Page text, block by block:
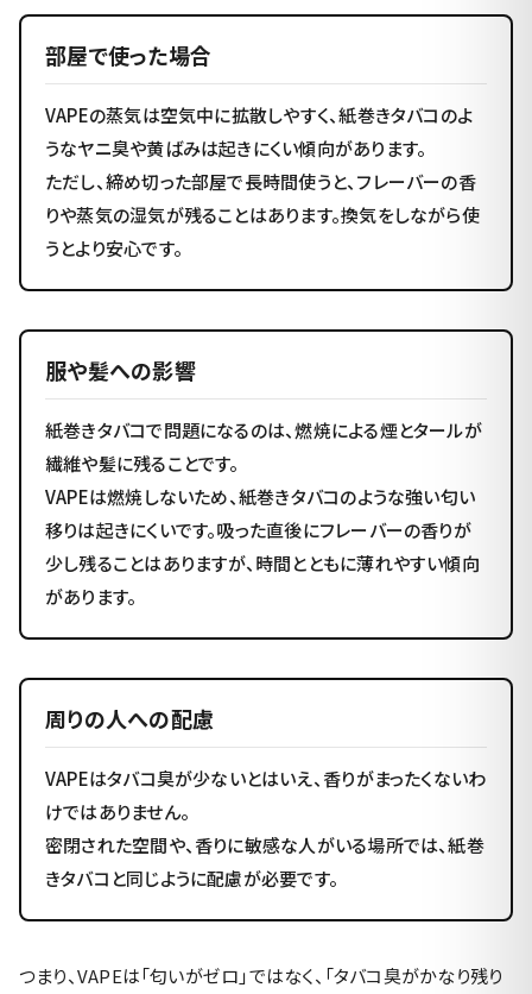
部屋で使った場合
VAPEの蒸気は空気中に拡散しやすく、紙巻きタバコのよ
うなヤニ臭や黄ばみは起きにくい傾向があります。
ただし、締め切った部屋で長時間使うと、フレーバーの香
りや蒸気の湿気が残ることはあります。換気をしながら使
うとより安心です。
服や髪への影響
紙巻きタバコで問題になるのは、燃焼による煙とタールが
繊維や髪に残ることです。
VAPEは燃焼しないため、紙巻きタバコのような強い匂い
移りは起きにくいです。吸った直後にフレーバーの香りが
少し残ることはありますが、時間とともに薄れやすい傾向
があります。
周りの人への配慮
VAPEはタバコ臭が少ないとはいえ、香りがまったくないわ
けではありません。
密閉された空間や、香りに敏感な人がいる場所では、紙巻
きタバコと同じように配慮が必要です。
つまり、VAPEは「匂いがゼロ」ではなく、「タバコ臭がかなり残り